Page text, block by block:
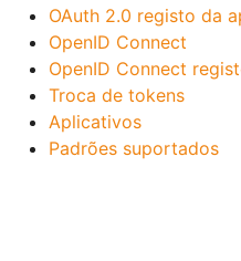
OAuth 2.0 registo da
OpenID Connect
OpenID Connect
Troca de tokens
Aplicativos
Padrões suportados